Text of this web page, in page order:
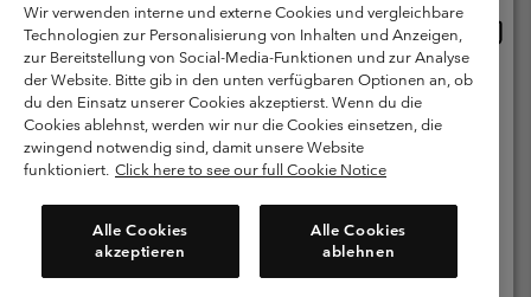
Nutzungsbedingungen
Allgemeine Verkaufsbedingungen
Garantie
Datenschutzerklärung
Bestimmungen und Bedingungen des Mitglieder Programms
Nutzungsbedingungen Für Nutzergenerierte Inhalte
Impressum
Cookies
Kundenservice: Mo- Fr. 9:00 - 13:00 & 14:00- 18:00 Uhr
(+)41315282015
Wir verwenden interne und externe Cookies und vergleichbare
Technologien zur Personalisierung von Inhalten und Anzeigen,
zur Bereitstellung von Social-Media-Funktionen und zur Analyse
der Website. Bitte gib in den unten verfügbaren Optionen an, ob
du den Einsatz unserer Cookies akzeptierst. Wenn du die
Cookies ablehnst, werden wir nur die Cookies einsetzen, die
zwingend notwendig sind, damit unsere Website
funktioniert. Click here to see our full Cookie Notice
Alle Cookies
akzeptieren
Alle Cookies
ablehnen
United States
Switzerland-English
Switzerland-Deutsch
Switzerland-Italiano